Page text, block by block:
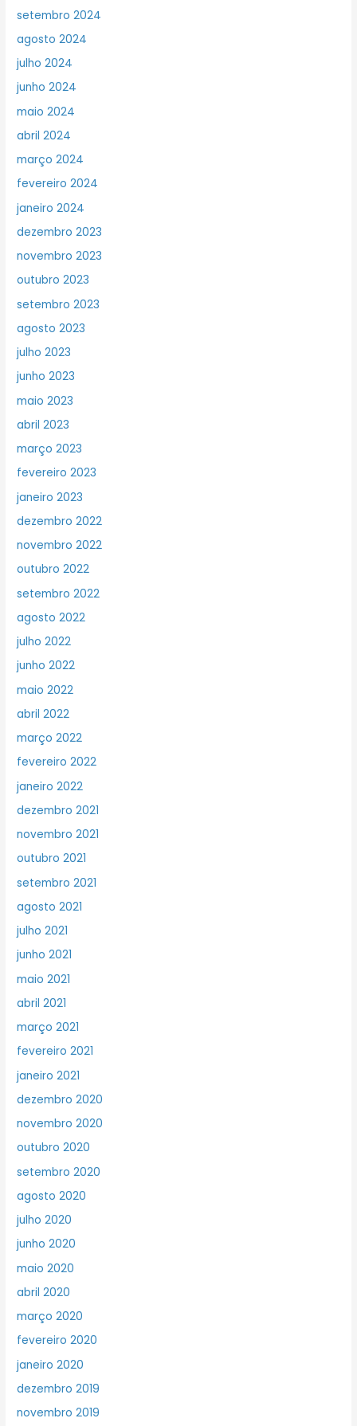
setembro 2024
agosto 2024
julho 2024
junho 2024
maio 2024
abril 2024
março 2024
fevereiro 2024
janeiro 2024
dezembro 2023
novembro 2023
outubro 2023
setembro 2023
agosto 2023
julho 2023
junho 2023
maio 2023
abril 2023
março 2023
fevereiro 2023
janeiro 2023
dezembro 2022
novembro 2022
outubro 2022
setembro 2022
agosto 2022
julho 2022
junho 2022
maio 2022
abril 2022
março 2022
fevereiro 2022
janeiro 2022
dezembro 2021
novembro 2021
outubro 2021
setembro 2021
agosto 2021
julho 2021
junho 2021
maio 2021
abril 2021
março 2021
fevereiro 2021
janeiro 2021
dezembro 2020
novembro 2020
outubro 2020
setembro 2020
agosto 2020
julho 2020
junho 2020
maio 2020
abril 2020
março 2020
fevereiro 2020
janeiro 2020
dezembro 2019
novembro 2019